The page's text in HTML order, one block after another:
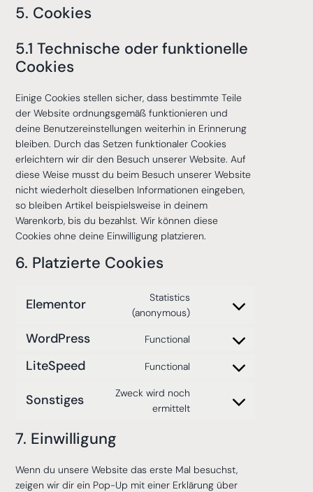
5. Cookies
5.1 Technische oder funktionelle
Cookies
Einige Cookies stellen sicher, dass bestimmte Teile
der Website ordnungsgemäß funktionieren und
deine Benutzereinstellungen weiterhin in Erinnerung
bleiben. Durch das Setzen funktionaler Cookies
erleichtern wir dir den Besuch unserer Website. Auf
diese Weise musst du beim Besuch unserer Website
nicht wiederholt dieselben Informationen eingeben,
so bleiben Artikel beispielsweise in deinem
Warenkorb, bis du bezahlst. Wir können diese
Cookies ohne deine Einwilligung platzieren.
6. Platzierte Cookies
Elementor
Statistics
(anonymous)
WordPress Functional
LiteSpeed Functional
Sonstiges
Zweck wird noch
ermittelt
7. Einwilligung
Wenn du unsere Website das erste Mal besuchst,
zeigen wir dir ein Pop-Up mit einer Erklärung über